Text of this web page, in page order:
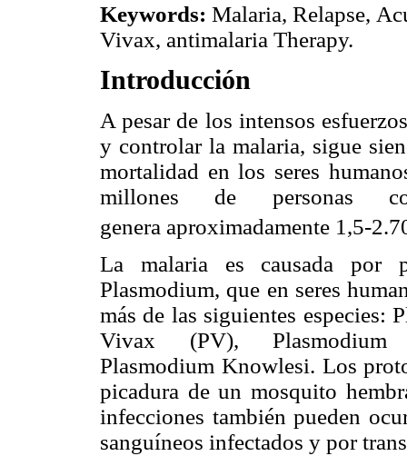
Keywords: Malaria, Relapse,
Vivax, antimalaria Therapy.
Introducción
A pesar de los intensos
y controlar la malaria, sigue
mortalidad en los seres
millones de personas
genera aproximadamente 1,5-
La malaria es causada por
Plasmodium, que en seres
más de las siguientes especies:
Vivax (PV),
Plasmodium Knowlesi. Los
picadura de un mosquito
infecciones también pueden
sanguíneos infectados y por